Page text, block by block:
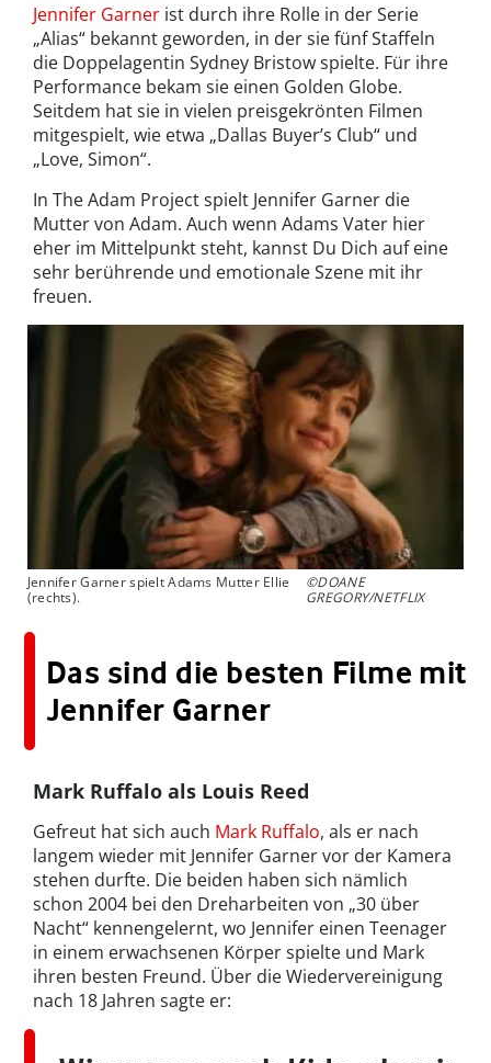
Jennifer Garner ist durch ihre Rolle in der Serie
„Alias“ bekannt geworden, in der sie fünf Staffeln
die Doppelagentin Sydney Bristow spielte. Für ihre
Performance bekam sie einen Golden Globe.
Seitdem hat sie in vielen preisgekrönten Filmen
mitgespielt, wie etwa „Dallas Buyer’s Club“ und
„Love, Simon“.
In The Adam Project spielt Jennifer Garner die
Mutter von Adam. Auch wenn Adams Vater hier
eher im Mittelpunkt steht, kannst Du Dich auf eine
sehr berührende und emotionale Szene mit ihr
freuen.
Jennifer Garner spielt Adams Mutter Ellie
(rechts).
©DOANE
GREGORY/NETFLIX
Das sind die besten Filme mit
Jennifer Garner
Mark Ruffalo als Louis Reed
Gefreut hat sich auch Mark Ruffalo, als er nach
langem wieder mit Jennifer Garner vor der Kamera
stehen durfte. Die beiden haben sich nämlich
schon 2004 bei den Dreharbeiten von „30 über
Nacht“ kennengelernt, wo Jennifer einen Teenager
in einem erwachsenen Körper spielte und Mark
ihren besten Freund. Über die Wiedervereinigung
nach 18 Jahren sagte er: